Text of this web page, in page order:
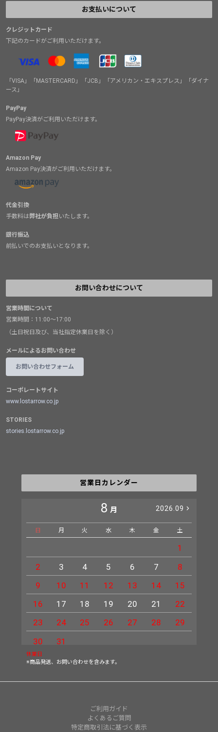
お支払いについて
クレジットカード
下記のカードがご利用いただけます。
「VISA」「MASTERCARD」「JCB」「アメリカン・エキスプレス」「ダイナ
ース」
PayPay
PayPay決済がご利用いただけます。
Amazon Pay
Amazon Pay決済がご利用いただけます。
代金引換
手数料は弊社が負担いたします。
銀行振込
前払いでのお支払いとなります。
お問い合わせについて
営業時間について
営業時間：11:00～17:00
（土日祝日及び、当社指定休業日を除く）
メールによるお問い合わせ
お問い合わせフォーム
コーポレートサイト
www.lostarrow.co.jp
STORIES
stories.lostarrow.co.jp
営業日カレンダー
8 月 2026.09
日 月 火 水 木 金 土
1
2
3 4 5 6 7
8
9
10 11 12 13 14
15
16
17 18 19 20 21
22
23
24 25 26 27 28
29
30
31
休業日
※商品発送、お問い合わせを含みます。
ご利用ガイド
よくあるご質問
特定商取引法に基づく表示